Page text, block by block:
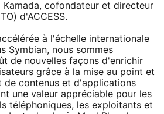
Kamada, cofondateur et directeur
d'ACCESS.
à l'échelle internationale
Symbian, nous sommes
de nouvelles façons d'enrichir
grâce à la mise au point et
de contenus et d'applications
une valeur appréciable pour les
téléphoniques, les exploitants et